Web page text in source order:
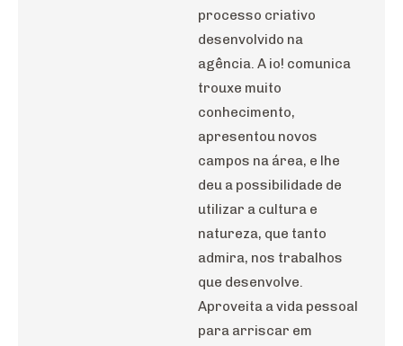
processo criativo
desenvolvido na
agência. A io! comunica
trouxe muito
conhecimento,
apresentou novos
campos na área, e lhe
deu a possibilidade de
utilizar a cultura e
natureza, que tanto
admira, nos trabalhos
que desenvolve.
Aproveita a vida pessoal
para arriscar em